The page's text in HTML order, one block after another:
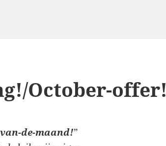
October-offer!
de-maand!”